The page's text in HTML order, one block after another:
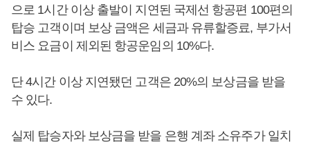
으로 1시간 이상 출발이 지연된 국제선 항공편 100편의
탑승 고객이며 보상 금액은 세금과 유류할증료, 부가서
비스 요금이 제외된 항공운임의 10%다.
단 4시간 이상 지연됐던 고객은 20%의 보상금을 받을
수 있다.
실제 탑승자와 보상금을 받을 은행 계좌 소유주가 일치